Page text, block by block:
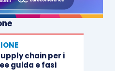
chain per i
guida e fasi